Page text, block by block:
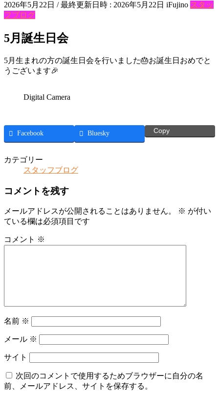
2026年5月22日 / 最終更新日時 : 2026年5月22日 iFujino スタッ
フブログ
5月誕生日会
5月生まれの方の誕生日会を行いました🎂お誕生日おめでと
うございます🎉
Digital Camera
Facebook Bluesky Copy
カテゴリー
スタッフブログ
コメントを残す
メールアドレスが公開されることはありません。 ※ が付い
ている欄は必須項目です
コメント ※
名前 ※
メール ※
サイト
次回のコメントで使用するためブラウザーに自分の名
前、メールアドレス、サイトを保存する。